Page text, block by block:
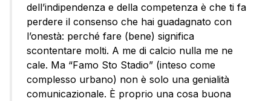
dell’indipendenza e della competenza è che ti fa
perdere il consenso che hai guadagnato con
l’onestà: perché fare (bene) significa
scontentare molti. A me di calcio nulla me ne
cale. Ma “Famo Sto Stadio” (inteso come
complesso urbano) non è solo una genialità
comunicazionale. È proprio una cosa buona